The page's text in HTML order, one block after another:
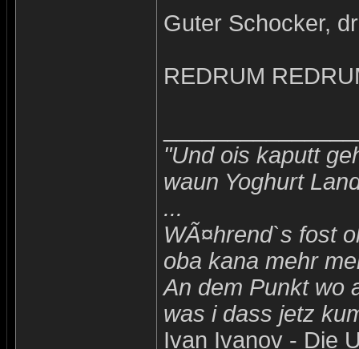
Guter Schocker,
REDRUM
"Und ois kaputt
waun Yoghurt
...
WÃ¤hrend`s fost
oba kana mehr
An dem Punkt wo
was i dass jetz
Ivan Ivanov - Die